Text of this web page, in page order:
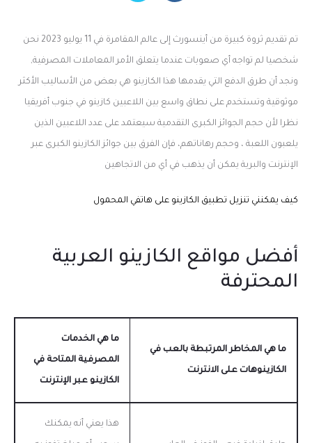
تم تقديم ثروة كبيرة من أينسورث إلى عالم المقامرة في 11 يوليو 2023 نحن
شخصيا لم تواجه أي صعوبات عندما يتعلق الأمر المعاملات المصرفية,
ونجد أن طرق الدفع التي يقدمها هذا الكازينو هي بعض من الأساليب الأكثر
موثوقية وتستخدم على نطاق واسع بين اللاعبين كازينو في جنوب أفريقيا
نظرا لأن حجم الجوائز الكبرى التقدمية سيعتمد على عدد اللاعبين الذين
يلعبون اللعبة ، وحجم رهاناتهم، فإن الفرق بين جوائز الكازينو الكبرى عبر
الإنترنت والبرية يمكن أن يذهب في أي من الاتجاهين
كيف يمكنني تنزيل تطبيق الكازينو على هاتفي المحمول
أفضل مواقع الكازينو العربية
المحترفة
ما هي المخاطر المرتبطة بالعب في
الكازينوهات على الانترنت
ما هي الخدمات
المصرفية المتاحة في
الكازينو عبر الإنترنت
هذا يعني أنه يمكنك